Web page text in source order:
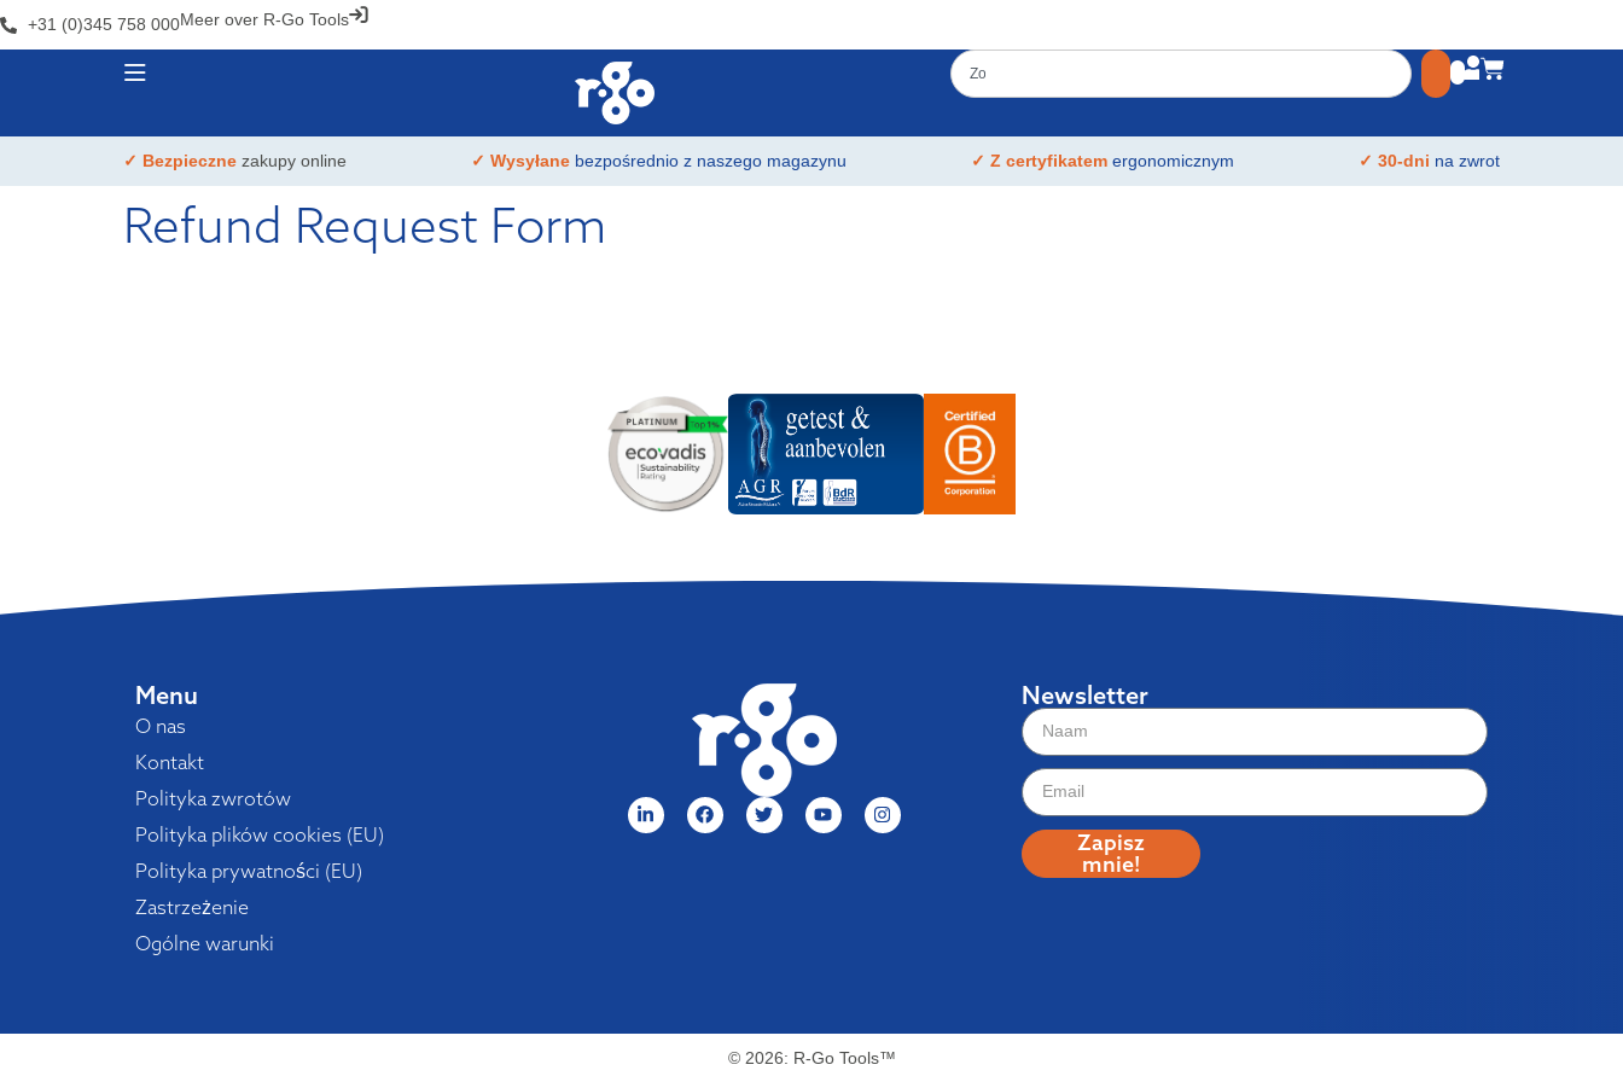
+31 (0)345 758 000Meer over R-Go Tools
✓ Bezpieczne zakupy online ✓ Wysyłane bezpośrednio z naszego magazynu ✓ Z certyfikatem ergonomicznym ✓ 30-dni na zwrot
Refund Request Form
Menu
O nas
Kontakt
Polityka zwrotów
Polityka plików cookies (EU)
Polityka prywatności (EU)
Zastrzeżenie
Ogólne warunki
Newsletter
Zapisz
mnie!
© 2026: R-Go Tools™